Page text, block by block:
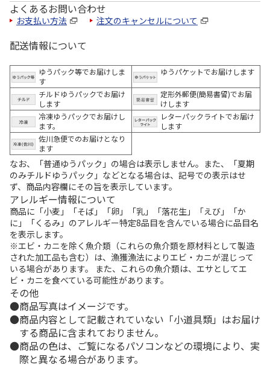
よくあるお問い合わせ
お支払い方法 注文のキャンセルについて
配送情報について
ゆうパック等でお届けしま
す
ゆうパケットでお届けします
チルドゆうパックでお届け
します
定形外郵便(簡易書留)でお届
けします
冷凍ゆうパックでお届けし
ます。
レターパックライトでお届け
します
佐川急便でのお届けとなり
ます
なお、「普通ゆうパック」の場合は表示しません。また、「夏期
のみチルドゆうパック」などとなる場合は、記号での表示はせ
ず、商品内容欄にその旨を表示しています。
アレルギー情報について
商品に「小麦」「そば」「卵」「乳」「落花生」「えび」「か
に」「くるみ」のアレルギー特定8品目を含んでいる場合に品目名
を表示します。
※エビ・カニを除く魚介類（これらの魚介類を原材料として製造
された加工品も含む）は、漁獲漁法によりエビ・カニが混じって
いる場合があります。 また、これらの魚介類は、エサとしてエ
ビ・カニを食べている可能性があります。
その他
商品写真はイメージです。
商品内容として記載されていない「小道具類」はお届け
する商品に含まれておりません。
商品の色は、ご覧になるパソコンなどの環境により、実
際と異なる場合があります。